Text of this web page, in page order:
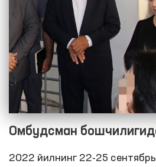
Омбудсман
Қашқадарёдаги ёпиқ
2022 йилнинг 22-25